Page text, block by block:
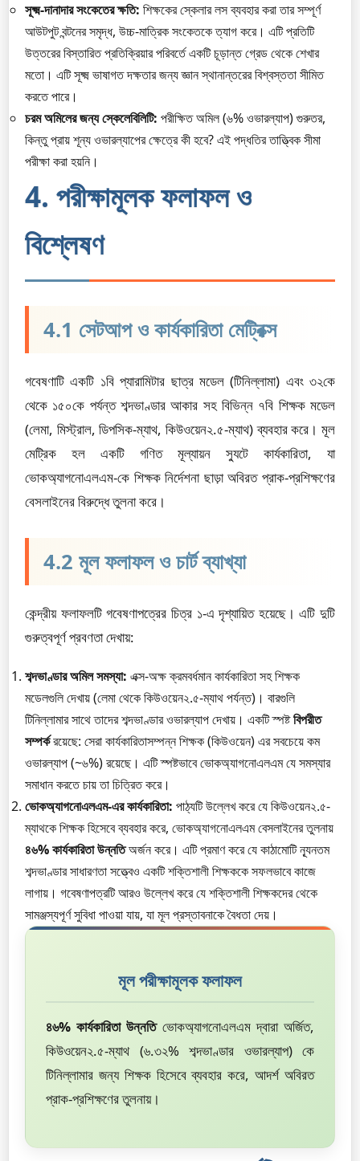
সূক্ষ্ম-দানাদার সংকেতের ক্ষতি: শিক্ষকের স্কেলার লস ব্যবহার করা তার সম্পূর্ণ
আউটপুট বন্টনের সমৃদ্ধ, উচ্চ-মাত্রিক সংকেতকে ত্যাগ করে। এটি প্রতিটি
উত্তরের বিস্তারিত প্রতিক্রিয়ার পরিবর্তে একটি চূড়ান্ত গ্রেড থেকে শেখার
মতো। এটি সূক্ষ্ম ভাষাগত দক্ষতার জন্য জ্ঞান স্থানান্তরের বিশ্বস্ততা সীমিত
করতে পারে।
চরম অমিলের জন্য স্কেলেবিলিটি: পরীক্ষিত অমিল (৬% ওভারল্যাপ) গুরুতর,
কিন্তু প্রায় শূন্য ওভারল্যাপের ক্ষেত্রে কী হবে? এই পদ্ধতির তাত্ত্বিক সীমা
পরীক্ষা করা হয়নি।
4. পরীক্ষামূলক ফলাফল ও
বিশ্লেষণ
4.1 সেটআপ ও কার্যকারিতা মেট্রিক্স
গবেষণাটি একটি ১বি প্যারামিটার ছাত্র মডেল (টিনিল্লামা) এবং ৩২কে
থেকে ১৫০কে পর্যন্ত শব্দভাণ্ডার আকার সহ বিভিন্ন ৭বি শিক্ষক মডেল
(লেমা, মিস্ট্রাল, ডিপসিক-ম্যাথ, কিউওয়েন২.৫-ম্যাথ) ব্যবহার করে। মূল
মেট্রিক হল একটি গণিত মূল্যায়ন স্যুটে কার্যকারিতা, যা
ভোকঅ্যাগনোএলএম-কে শিক্ষক নির্দেশনা ছাড়া অবিরত প্রাক-প্রশিক্ষণের
বেসলাইনের বিরুদ্ধে তুলনা করে।
4.2 মূল ফলাফল ও চার্ট ব্যাখ্যা
কেন্দ্রীয় ফলাফলটি গবেষণাপত্রের চিত্র ১-এ দৃশ্যায়িত হয়েছে। এটি দুটি
গুরুত্বপূর্ণ প্রবণতা দেখায়:
শব্দভাণ্ডার অমিল সমস্যা: এক্স-অক্ষ ক্রমবর্ধমান কার্যকারিতা সহ শিক্ষক
মডেলগুলি দেখায় (লেমা থেকে কিউওয়েন২.৫-ম্যাথ পর্যন্ত)। বারগুলি
টিনিল্লামার সাথে তাদের শব্দভাণ্ডার ওভারল্যাপ দেখায়। একটি স্পষ্টবিপরীত
সম্পর্করয়েছে: সেরা কার্যকারিতাসম্পন্ন শিক্ষক (কিউওয়েন) এর সবচেয়ে কম
ওভারল্যাপ (~৬%) রয়েছে। এটি স্পষ্টভাবে ভোকঅ্যাগনোএলএম যে সমস্যার
সমাধান করতে চায় তা চিত্রিত করে।
ভোকঅ্যাগনোএলএম-এর কার্যকারিতা: পাঠ্যটি উল্লেখ করে যে কিউওয়েন২.৫-
ম্যাথকে শিক্ষক হিসেবে ব্যবহার করে, ভোকঅ্যাগনোএলএম বেসলাইনের তুলনায়
৪৬% কার্যকারিতা উন্নতিঅর্জন করে। এটি প্রমাণ করে যে কাঠামোটি ন্যূনতম
শব্দভাণ্ডার সাধারণতা সত্ত্বেও একটি শক্তিশালী শিক্ষককে সফলভাবে কাজে
লাগায়। গবেষণাপত্রটি আরও উল্লেখ করে যে শক্তিশালী শিক্ষকদের থেকে
সামঞ্জস্যপূর্ণ সুবিধা পাওয়া যায়, যা মূল প্রস্তাবনাকে বৈধতা দেয়।
মূল পরীক্ষামূলক ফলাফল
৪৬% কার্যকারিতা উন্নতিভোকঅ্যাগনোএলএম দ্বারা অর্জিত,
কিউওয়েন২.৫-ম্যাথ (৬.৩২% শব্দভাণ্ডার ওভারল্যাপ) কে
টিনিল্লামার জন্য শিক্ষক হিসেবে ব্যবহার করে, আদর্শ অবিরত
প্রাক-প্রশিক্ষণের তুলনায়।